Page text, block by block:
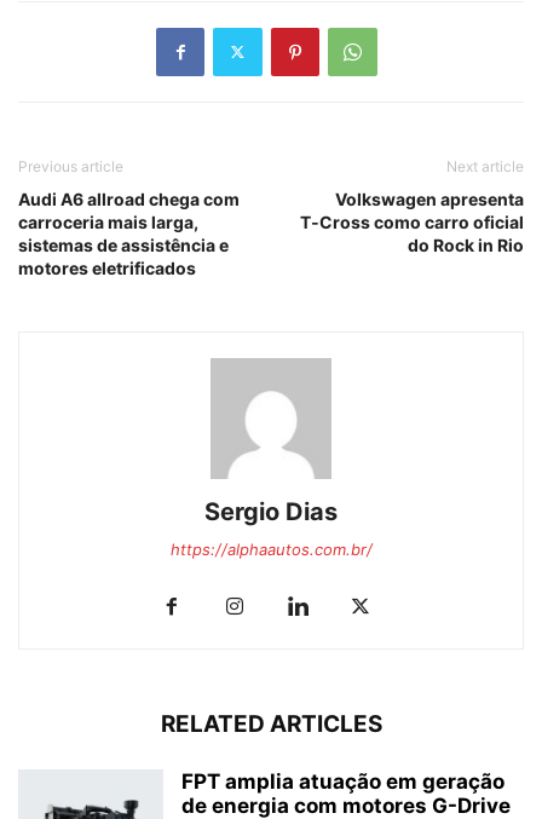
Previous article
Audi A6 allroad chega com
carroceria mais larga,
sistemas de assistência e
motores eletrificados
Next article
Volkswagen apresenta
T‑Cross como carro oficial
do Rock in Rio
Sergio Dias
https://alphaautos.com.br/
RELATED ARTICLES
FPT amplia atuação em geração
de energia com motores G-Drive